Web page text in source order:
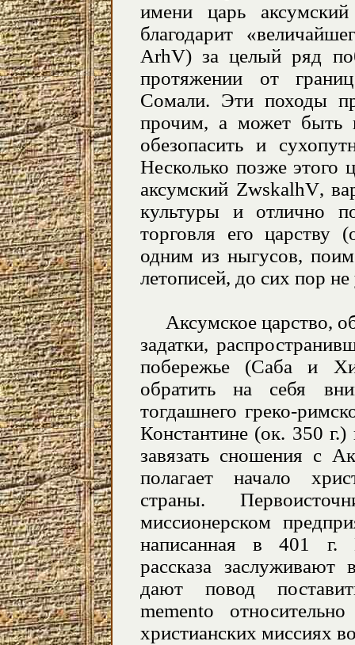
имени царь
благодарит
ArhV) за целый ряд
протяжении от
Сомали. Эти походы
прочим, а может
обезопасить и
Несколько позже этого
аксумский ZwskalhV,
культуры и отлично
торговля его царству
одним из ныгусов,
летописей, до сих пор не
Аксумское царство,
задатки,
побережье (Саба и
обратить на себя
тогдашнего греко-
Константине (ок. 350 г.)
завязать сношения с
полагает начало
страны.
миссионерском
написанная в 401 г.
рассказа
дают повод
memento
христианских миссиях